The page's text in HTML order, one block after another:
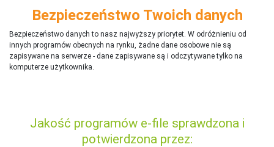
Bezpieczeństwo Twoich danych
Bezpieczeństwo danych to nasz najwyższy priorytet. W odróżnieniu od
innych programów obecnych na rynku, żadne dane osobowe nie są
zapisywane na serwerze - dane zapisywane są i odczytywane tylko na
komputerze użytkownika.
Jakość programów e-file sprawdzona i
potwierdzona przez: